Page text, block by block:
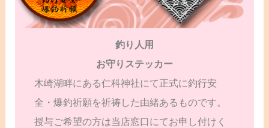
釣り人用
お守りステッカー
木崎湖畔にある仁科神社にて正式に釣行安
全・爆釣祈願を祈祷した由緒あるものです。
授与ご希望の方は当店窓口にてお申し付けく